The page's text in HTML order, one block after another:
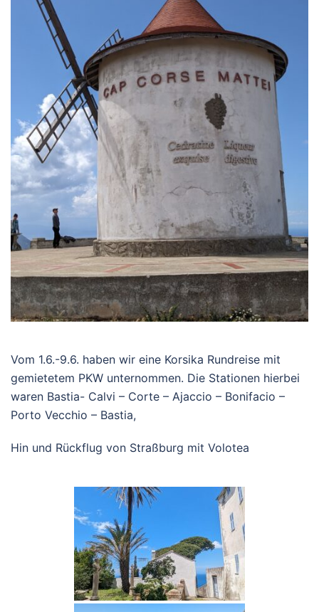
Vom 1.6.-9.6. haben wir eine Korsika Rundreise mit
gemietetem PKW unternommen. Die Stationen hierbei
waren Bastia- Calvi – Corte – Ajaccio – Bonifacio –
Porto Vecchio – Bastia,
Hin und Rückflug von Straßburg mit Volotea